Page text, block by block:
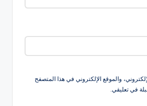
والموقع الإلكتروني في هذا المتصفح
في تعليقي.